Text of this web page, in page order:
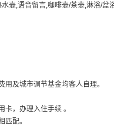
壶,语音留言,咖啡壶/茶壶,淋浴/
及城市调节基金均客人自理。
，办理入住手续 。
匹配。